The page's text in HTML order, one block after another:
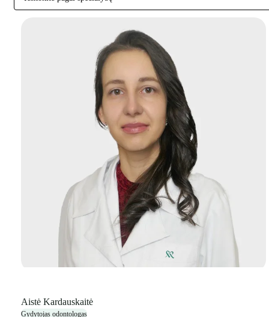
Aistė Kardauskaitė
Gydytojas odontologas